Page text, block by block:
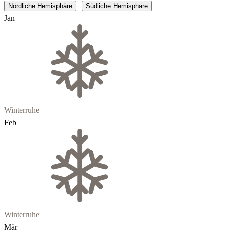
Nördliche Hemisphäre | Südliche Hemisphäre
Jan
Winterruhe
Feb
Winterruhe
Mär